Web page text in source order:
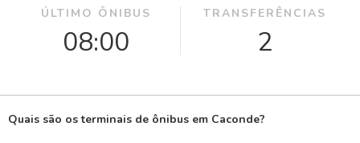
ÚLTIMO ÔNIBUS
08:00
TRANSFERÊNCIAS
2
Quais são os terminais de ônibus em Caconde?